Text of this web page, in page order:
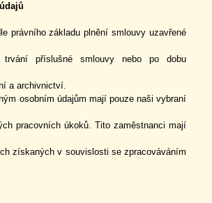
základu plnění smlouvy uzavřené
příslušné smlouvy nebo po dobu
a archivnictví.
osobním údajům mají pouze naši vybraní
pracovních úkoků. Tito zaměstnanci mají
získaných v souvislosti se zpracováváním